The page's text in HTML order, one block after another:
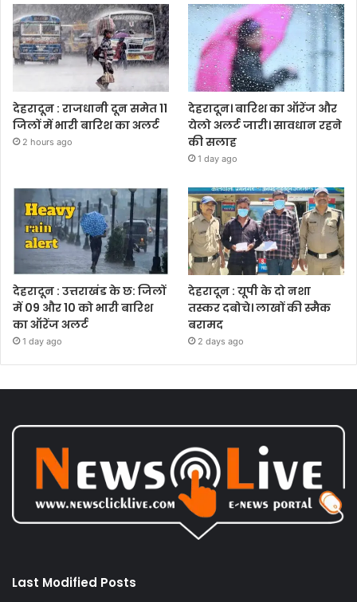
देहरादून : राजधानी दून समेत 11
जिलों में भारी बारिश का अलर्ट
2 hours ago
देहरादून। बारिश का ऑरेंज और
येलो अलर्ट जारी। सावधान रहने
की सलाह
1 day ago
देहरादून : उत्तराखंड के छ: जिलों
में 09 और 10 को भारी बारिश
का ऑरेंज अलर्ट
1 day ago
देहरादून : यूपी के दो नशा
तस्कर दबोचे। लाखों की स्मैक
बरामद
2 days ago
Last Modified Posts